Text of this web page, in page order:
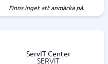
Finns inget att anmärka på.
ServIT Center
SERVIT